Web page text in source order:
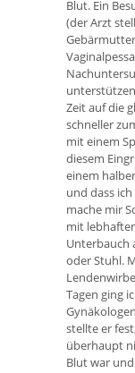
Blut. Ein
(der Arzt
Zeit auf die
schneller
mit einem
diesem
einem
und dass
mache mir
mit
Unterbauch
oder Stuhl.
Tagen ging
stellte er
überhaupt
Blut war